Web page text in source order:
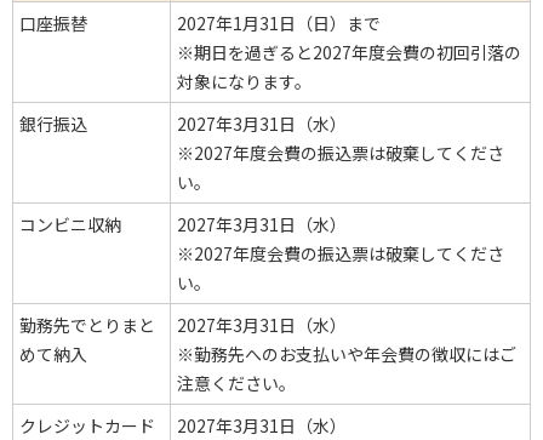
口座振替
2027年1月31日（日）まで
※期日を過ぎると2027年度会費の初回引落の
対象になります。
銀行振込
2027年3月31日（水）
※2027年度会費の振込票は破棄してくださ
い。
コンビニ収納
2027年3月31日（水）
※2027年度会費の振込票は破棄してくださ
い。
勤務先でとりまと
めて納入
2027年3月31日（水）
※勤務先へのお支払いや年会費の徴収にはご
注意ください。
クレジットカード
2027年3月31日（水）